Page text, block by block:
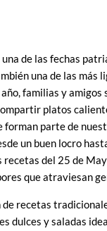
de las fechas
una de las más
familias y amigos
platos
forman parte de
un buen locro
recetas del 25 de
que atraviesan
de recetas
dulces y saladas